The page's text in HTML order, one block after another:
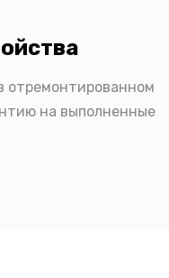
отремонтированном
на выполненные